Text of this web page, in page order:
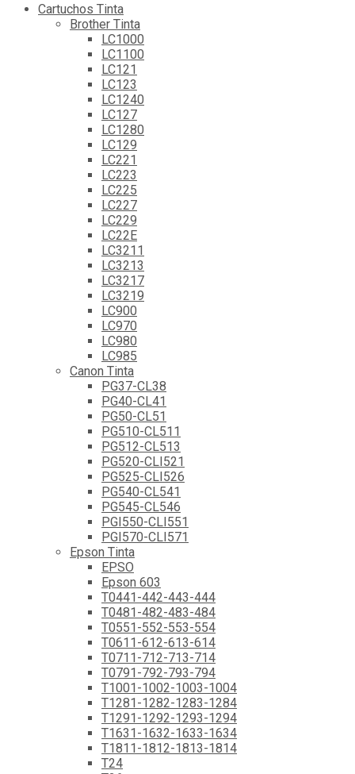
Cartuchos Tinta
Brother Tinta
LC1000
LC1100
LC121
LC123
LC1240
LC127
LC1280
LC129
LC221
LC223
LC225
LC227
LC229
LC22E
LC3211
LC3213
LC3217
LC3219
LC900
LC970
LC980
LC985
Canon Tinta
PG37-CL38
PG40-CL41
PG50-CL51
PG510-CL511
PG512-CL513
PG520-CLI521
PG525-CLI526
PG540-CL541
PG545-CL546
PGI550-CLI551
PGI570-CLI571
Epson Tinta
EPSO
Epson 603
T0441-442-443-444
T0481-482-483-484
T0551-552-553-554
T0611-612-613-614
T0711-712-713-714
T0791-792-793-794
T1001-1002-1003-1004
T1281-1282-1283-1284
T1291-1292-1293-1294
T1631-1632-1633-1634
T1811-1812-1813-1814
T24